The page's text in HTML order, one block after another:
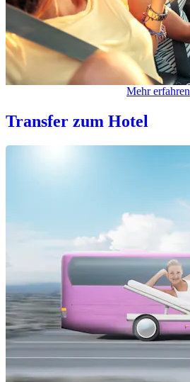
Mehr erfahren
Transfer zum Hotel